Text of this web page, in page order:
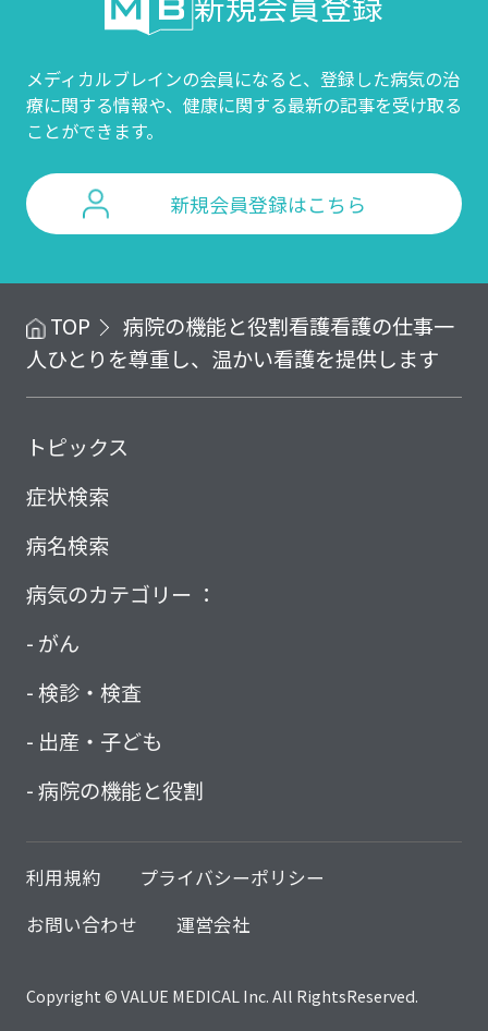
メディカルブレインの会員になると、登録した病気の治
療に関する情報や、 健康に関する最新の記事を受け取る
ことができます。
新規会員登録はこちら
TOP 病院の機能と役割看護看護の仕事一
人ひとりを尊重し、温かい看護を提供します
トピックス
症状検索
病名検索
病気のカテゴリー ：
がん
検診・検査
出産・子ども
病院の機能と役割
利用規約
プライバシーポリシー
お問い合わせ
運営会社
Copyright © VALUE MEDICAL Inc. All RightsReserved.